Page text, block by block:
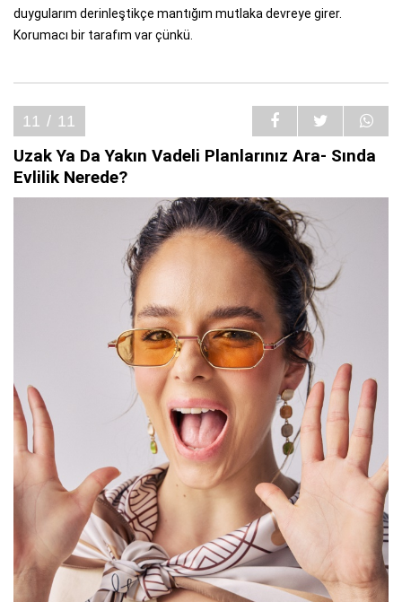
duygularım derinleştikçe mantığım mutlaka devreye girer.
Korumacı bir tarafım var çünkü.
11 / 11
Uzak Ya Da Yakın Vadeli Planlarınız Ara- Sında
Evlilik Nerede?